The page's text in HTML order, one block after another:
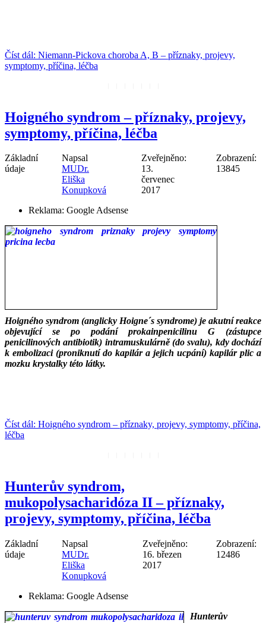
Číst dál: Niemann-Pickova choroba A, B – příznaky, projevy,
symptomy, příčina, léčba
Hoigného syndrom – příznaky, projevy,
symptomy, příčina, léčba
Základní
údaje
Napsal
MUDr.
Eliška
Konupková
Zveřejněno:
13.
červenec
2017
Zobrazení:
13845
Reklama: Google Adsense
Hoigného syndrom (anglicky Hoigne´s syndrome) je akutní reakce
objevující se po podání prokainpenicilinu G (zástupce
penicilinových antibiotik) intramuskulárně (do svalu), kdy dochází
k embolizaci (proniknutí do kapilár a jejich ucpání) kapilár plic a
mozku krystalky této látky.
Číst dál: Hoigného syndrom – příznaky, projevy, symptomy, příčina,
léčba
Hunterův syndrom,
mukopolysacharidóza II – příznaky,
projevy, symptomy, příčina, léčba
Základní
údaje
Napsal
MUDr.
Eliška
Konupková
Zveřejněno:
16. březen
2017
Zobrazení:
12486
Reklama: Google Adsense
Hunterův